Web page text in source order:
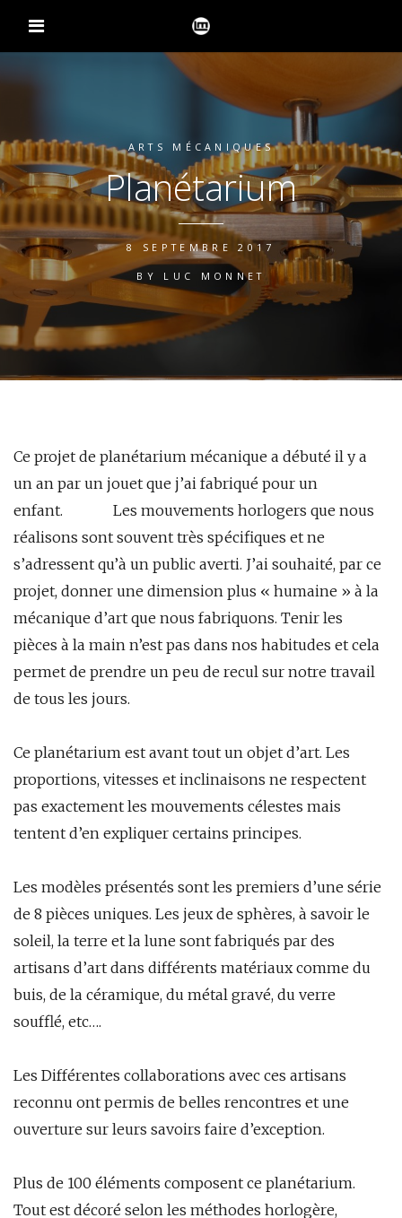
ARTS MÉCANIQUES
Planétarium
8 SEPTEMBRE 2017
BY LUC MONNET
Ce projet de planétarium mécanique a débuté il y a
un an par un jouet que j’ai fabriqué pour un
enfant. Les mouvements horlogers que nous
réalisons sont souvent très spécifiques et ne
s’adressent qu’à un public averti. J’ai souhaité, par ce
projet, donner une dimension plus « humaine » à la
mécanique d’art que nous fabriquons. Tenir les
pièces à la main n’est pas dans nos habitudes et cela
permet de prendre un peu de recul sur notre travail
de tous les jours.
Ce planétarium est avant tout un objet d’art. Les
proportions, vitesses et inclinaisons ne respectent
pas exactement les mouvements célestes mais
tentent d’en expliquer certains principes.
Les modèles présentés sont les premiers d’une série
de 8 pièces uniques. Les jeux de sphères, à savoir le
soleil, la terre et la lune sont fabriqués par des
artisans d’art dans différents matériaux comme du
buis, de la céramique, du métal gravé, du verre
soufflé, etc….
Les Différentes collaborations avec ces artisans
reconnu ont permis de belles rencontres et une
ouverture sur leurs savoirs faire d’exception.
Plus de 100 éléments composent ce planétarium.
Tout est décoré selon les méthodes horlogère,